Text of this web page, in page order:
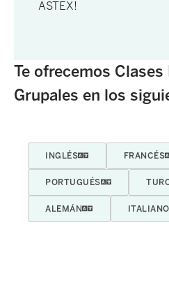
ASTEX!
Te ofrecemos
Grupales en los
INGLÉS FRANCÉS
PORTUGUÉS
ALEMÁN ITALIANO